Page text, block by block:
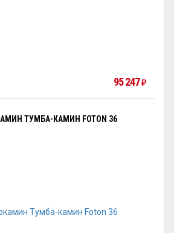
95 247₽
ТУМБА-КАМИН FOTON 36